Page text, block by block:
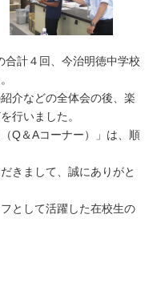
合計４回、今治明徳中学校
介などの全体会の後、楽
行いました。
Q＆Aコーナー）」は、順
きまして、誠にありがと
として活躍した在校生の